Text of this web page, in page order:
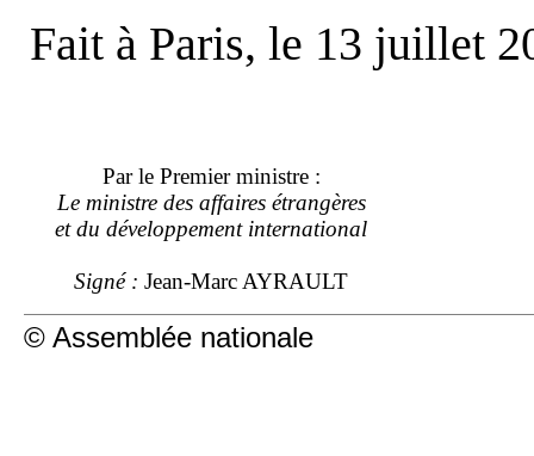
Fait à Paris, le 13 juillet
Par le Premier ministre :
Le ministre des affaires étrangères
et du développement international
Signé : Jean-Marc AYRAULT
© Assemblée nationale